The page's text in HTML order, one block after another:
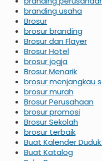
branding usaha
Brosur
brosur branding
Brosur dan Flayer
Brosur Hotel
brosur jogja
Brosur Menarik
brosur menjangkau
brosur murah
Brosur Perusahaan
brosur promosi
Brosur Sekolah
brosur terbaik
Buat Kalender
Buat Katalog